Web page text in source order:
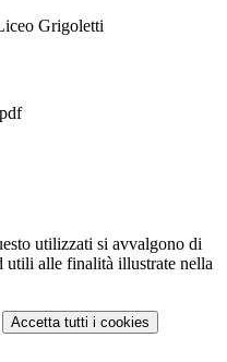
utilizzati si avvalgono di
utili alle finalità illustrate nella
Accetta tutti i cookies